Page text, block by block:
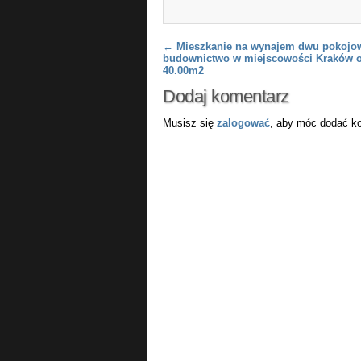
Post navigation
← Mieszkanie na wynajem dwu
budownictwo w miejscowości Kraków
40.00m2
Dodaj komentarz
Musisz się zalogować, aby móc dodać